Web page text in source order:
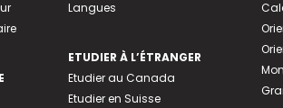
Langues
ETUDIER À L’ÉTRANGER
Etudier au Canada
Etudier en Suisse